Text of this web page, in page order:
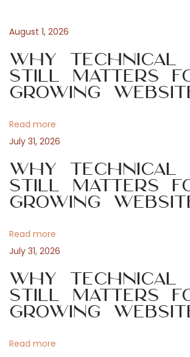
n
a
i
g
a
t
i
o
n
s
o
s
t
i
o
g
e
c
o
m
m
v
o
e
d
’
August 1, 2026
Why Technical
Still Matters
Growing
Read more
July 31, 2026
Why Technical
Still Matters
Growing
Read more
July 31, 2026
Why Technical
Still Matters
Growing
Read more